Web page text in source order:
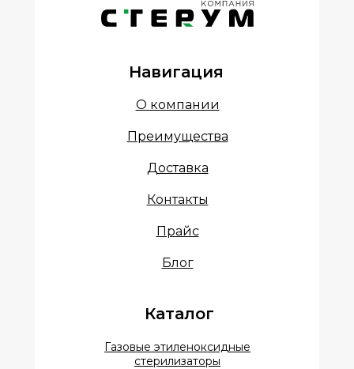
О компании
Преимущества
Доставка
Контакты
Прайс
Блог
Навигация
Каталог
Газовые этиленоксидные
стерилизаторы